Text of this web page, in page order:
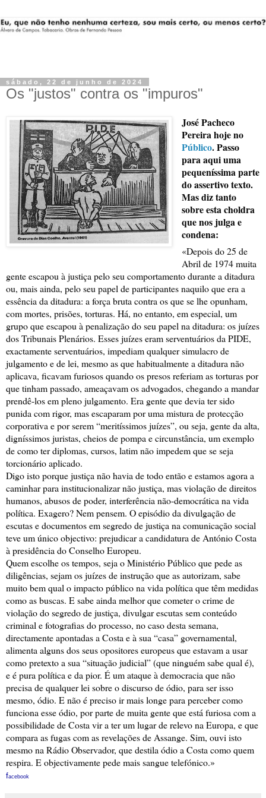
sábado, 22 de junho de 2024
Os "justos" contra os "impuros"
José Pacheco
Pereira hoje no
Público. Passo
para aqui uma
pequeníssima parte
do assertivo texto.
Mas diz tanto
sobre esta choldra
que nos julga e
condena:
«Depois do 25 de
Abril de 1974 muita
gente escapou à justiça pelo seu comportamento durante a ditadura
ou, mais ainda, pelo seu papel de participantes naquilo que era a
essência da ditadura: a força bruta contra os que se lhe opunham,
com mortes, prisões, torturas. Há, no entanto, emespecial, um
grupo que escapou à penalização do seu papel na ditadura: os juízes
dos Tribunais Plenários. Esses juízes eram serventuários da PIDE,
exactamente serventuários, impediam qualquer simulacro de
julgamento e de lei, mesmo as que habitualmente a ditadura não
aplicava, ficavam furiosos quando os presos referiam as torturas por
que tinham passado, ameaçavam os advogados, chegando a mandar
prendê-los em pleno julgamento. Era gente que devia ter sido
punida com rigor, mas escaparam por uma mistura de protecção
corporativa e por serem “meritíssimos juízes”, ou seja, gente da alta,
digníssimos juristas, cheios de pompa e circunstância, um exemplo
de como ter diplomas, cursos, latim não impedem que se seja
torcionário aplicado.
Digo isto porque justiça não havia de todo então e estamos agora a
caminhar para institucionalizar não justiça, mas violação de direitos
humanos, abusos de poder, interferência não-democrática na vida
política. Exagero? Nem pensem. O episódio da divulgação de
escutas e documentos em segredo de justiça na comunicação social
teve um único objectivo: prejudicar a candidatura de António Costa
à presidência do Conselho Europeu.
Quem escolhe os tempos, seja o Ministério Público que pede as
diligências, sejam os juízes de instrução que as autorizam, sabe
muito bem qual o impacto público na vida política que têm medidas
como as buscas. E sabe ainda melhor que cometer o crime de
violação do segredo de justiça, divulgar escutas sem conteúdo
criminal e fotografias do processo, no caso desta semana,
directamente apontadas a Costa e à sua “casa” governamental,
alimenta alguns dos seus opositores europeus que estavam a usar
como pretexto a sua “situação judicial” (que ninguém sabe qual é),
e é pura política e da pior. É um ataque à democracia que não
precisa de qualquer lei sobre o discurso de ódio, para ser isso
mesmo, ódio. E não é preciso ir mais longe para perceber como
funciona esse ódio, por parte de muita gente que está furiosa com a
possibilidade de Costa vir a ter um lugar de relevo na Europa, e que
compara as fugas com as revelações de Assange. Sim, ouvi isto
mesmo na Rádio Observador, que destila ódio a Costa como quem
respira. E objectivamente pede mais sangue telefónico.»
facebook